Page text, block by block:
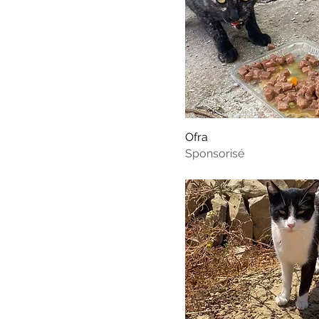
Ofra
Sponsorisé